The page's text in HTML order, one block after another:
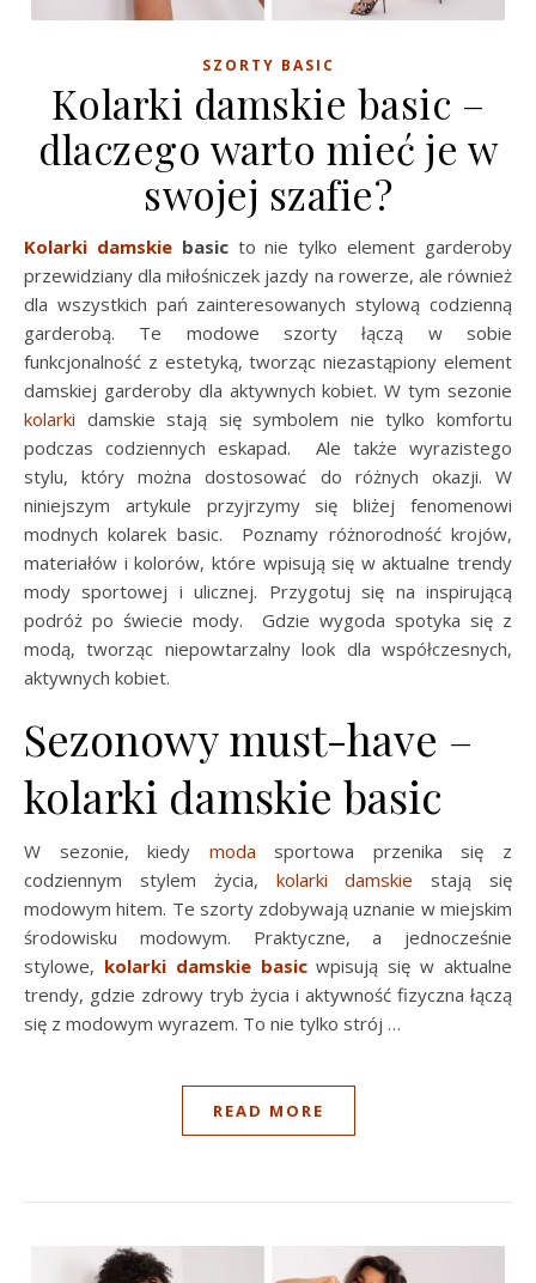
SZORTY BASIC
Kolarki damskie basic –
dlaczego warto mieć je w
swojej szafie?
Kolarki damskiebasicto nie tylko element garderoby
przewidziany dla miłośniczek jazdy na rowerze, ale również
dla wszystkich pań zainteresowanych stylową codzienną
garderobą. Te modowe szorty łączą w sobie
funkcjonalność z estetyką, tworząc niezastąpiony element
damskiej garderoby dla aktywnych kobiet. W tym sezonie
kolarki damskie stają się symbolem nie tylko komfortu
podczas codziennych eskapad. Ale także wyrazistego
stylu, który można dostosować do różnych okazji. W
niniejszym artykule przyjrzymy się bliżej fenomenowi
modnych kolarek basic. Poznamy różnorodność krojów,
materiałów i kolorów, które wpisują się w aktualne trendy
mody sportowej i ulicznej. Przygotuj się na inspirującą
podróż po świecie mody. Gdzie wygoda spotyka się z
modą, tworząc niepowtarzalny look dla współczesnych,
aktywnych kobiet.
Sezonowy must-have –
kolarki damskie basic
W sezonie, kiedy moda sportowa przenika się z
codziennym stylem życia, kolarki damskie stają się
modowym hitem. Te szorty zdobywają uznanie w miejskim
środowisku modowym. Praktyczne, a jednocześnie
stylowe, kolarki damskie basicwpisują się w aktualne
trendy, gdzie zdrowy tryb życia i aktywność fizyczna łączą
się z modowym wyrazem. To nie tylko strój …
READ MORE